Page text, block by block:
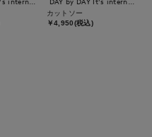
カットソー
￥4,950(税込)